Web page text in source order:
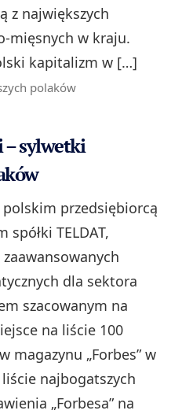
z największych
w kraju.
kapitalizm w […]
polaków
– sylwetki
polskim przedsiębiorcą
TELDAT,
zaawansowanych
dla sektora
szacowanym na
na liście 100
magazynu „Forbes” w
najbogatszych
„Forbesa” na